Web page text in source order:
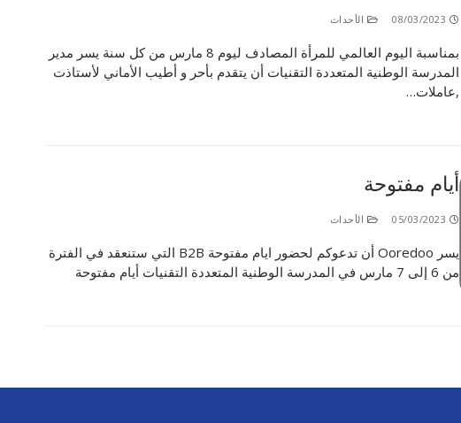
08/03/2023 الأحداث
بمناسبة اليوم العالمي للمرأة المصادف ليوم 8 مارس من كل سنة يسر مدير
المدرسة الوطنية المتعددة التقنيات أن يتقدم بأحر و أطيب الأماني لأستاذت
,عاملات…
أيام مفتوحة
05/03/2023 الأحداث
يسر Ooredoo أن تدعوكم لحضور ايام مفتوحة B2B التي ستنعقد في الفترة
من 6 إلى 7 مارس في المدرسة الوطنية المتعددة التقنيات أيام مفتوحة